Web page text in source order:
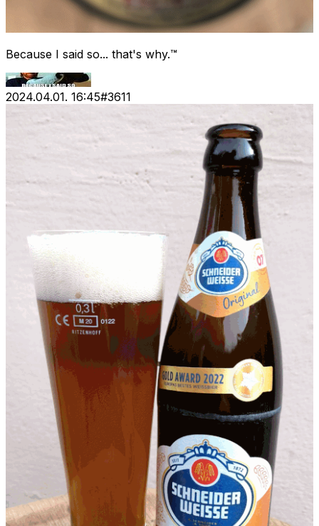
Because I said so... that's why.™
2024.04.01. 16:45#3611